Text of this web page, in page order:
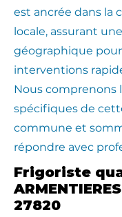
est ancrée dans la
locale, assurant
géographique
interventions
Nous comprenons
spécifiques de
commune et
répondre avec
Frigoriste
27820